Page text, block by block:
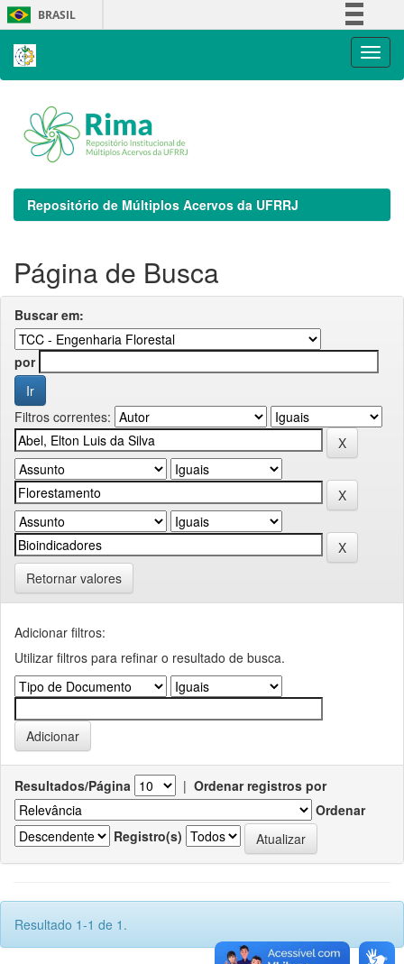
Skip
navigation
BRASIL
Repositório de Múltiplos Acervos da UFRRJ
Página de Busca
Buscar em:
por
Filtros correntes:
Retornar valores
Adicionar filtros:
Utilizar filtros para refinar o resultado de busca.
Resultados/Página | Ordenar registros por
Ordenar
Registro(s)
Resultado 1-1 de 1.